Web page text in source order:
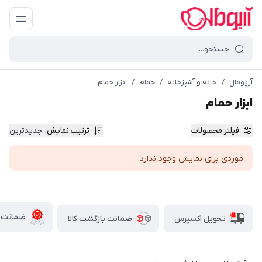
آریومال / خانه و آشپزخانه / حمام / ابزار حمام
ابزار حمام
فیلتر محصولات ترتیب نمایش: جدیدترین
موردی برای نمایش وجود ندارد.
تحویل اکسپرس ضمانت بازگشت کالا ضمانت